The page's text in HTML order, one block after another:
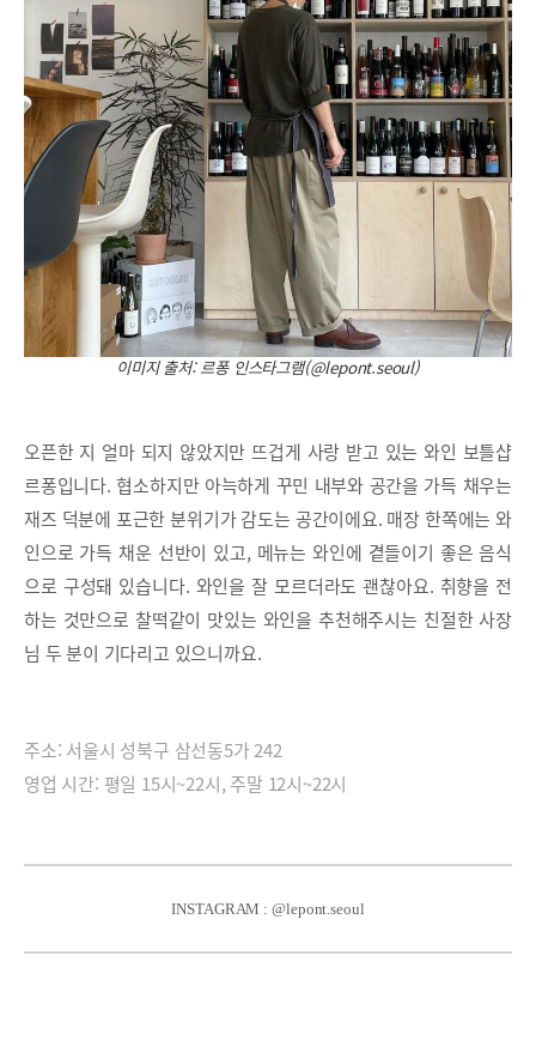
이미지 출처: 르퐁 인스타그램(@lepont.seoul)
오픈한 지 얼마 되지 않았지만 뜨겁게 사랑 받고 있는 와인 보틀샵
르퐁입니다. 협소하지만 아늑하게 꾸민 내부와 공간을 가득 채우는
재즈 덕분에 포근한 분위기가 감도는 공간이에요. 매장 한쪽에는 와
인으로 가득 채운 선반이 있고, 메뉴는 와인에 곁들이기 좋은 음식
으로 구성돼 있습니다. 와인을 잘 모르더라도 괜찮아요. 취향을 전
하는 것만으로 찰떡같이 맛있는 와인을 추천해주시는 친절한 사장
님 두 분이 기다리고 있으니까요.
주소: 서울시 성북구 삼선동5가 242
영업 시간: 평일 15시~22시, 주말 12시~22시
INSTAGRAM : @lepont.seoul